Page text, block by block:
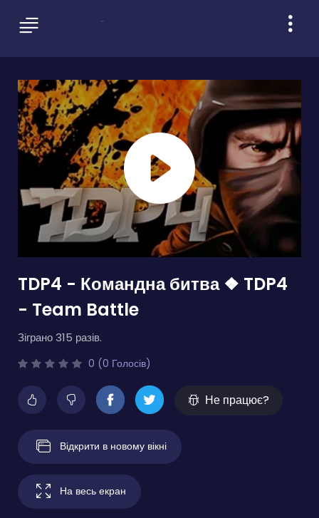
TDP4 - Командна битва ❖ TDP4
- Team Battle
Зіграно 315 разів.
0 (0 Голосів)
Не працює?
Відкрити в новому вікні
На весь екран